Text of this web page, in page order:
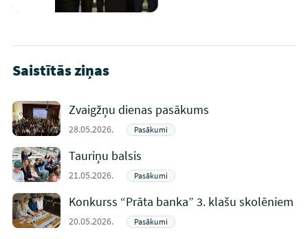
Saistītās ziņas
Zvaigžņu dienas pasākums
28.05.2026. Pasākumi
Tauriņu balsis
21.05.2026. Pasākumi
Konkurss “Prāta banka” 3. klašu skolēniem
20.05.2026. Pasākumi